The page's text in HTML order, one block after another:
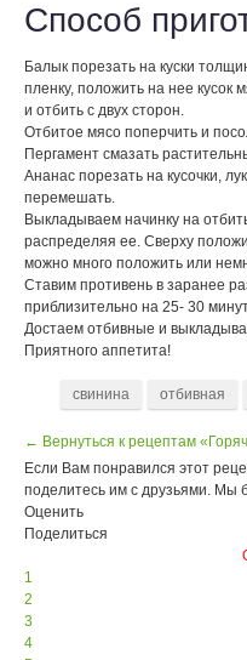
Способ
Балык порезать на куски
пленку, положить на нее кусок
и отбить с двух сторон.
Отбитое мясо поперчить и
Пергамент смазать
Ананас порезать на кусочки,
перемешать.
Выкладываем начинку на
распределяя ее. Сверху
можно много положить или
Ставим противень в заранее
приблизительно на 25- 30
Достаем отбивные и
Приятного аппетита!
свинина отбивная
← Вернуться к рецептам
Если Вам понравился этот
поделитесь им с друзьями. Мы
Оценить
Поделиться
1
2
3
4